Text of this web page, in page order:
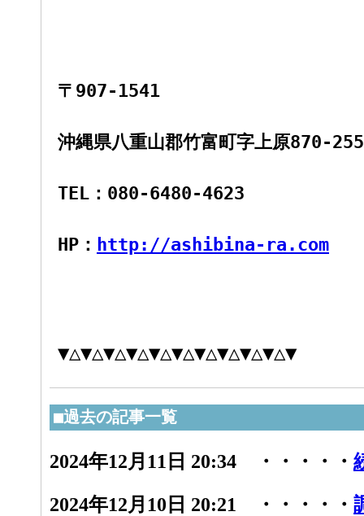
〒907-1541
沖縄県八重山郡竹富町字上原870-
TEL：080-6480-4623
HP： http://ashibina-ra.com
▼△▼△▼△▼△▼△▼△▼△▼△▼△▼△▼
■過去の記事一覧
2024年12月11日 20:34 ・・・・・
2024年12月10日 20:21 ・・・・・